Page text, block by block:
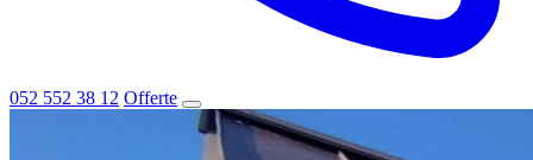
052 552 38 12 Offerte